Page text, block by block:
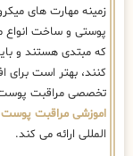
زمینه مهارت های
پوستی و ساخت انواع
که مبتدی هستند و
کنند، بهتر است برای
تخصصی مراقبت پوست
اموزشی مراقبت
المللی ارائه می کند.